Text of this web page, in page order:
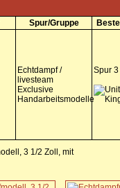
Spur/Gruppe
Echtdampf /
livesteam
Exclusive
Handarbeitsmodelle
Spur